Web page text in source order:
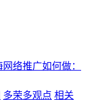
网络推广如何做：
多荣多观点 相关